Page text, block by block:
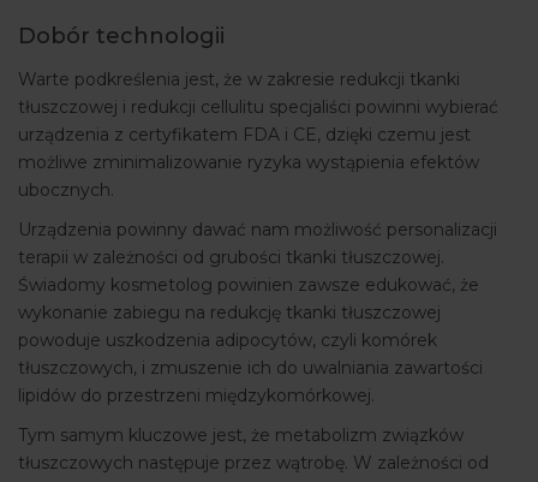
Dobór technologii
Warte podkreślenia jest, że w zakresie redukcji tkanki
tłuszczowej i redukcji cellulitu specjaliści powinni wybierać
urządzenia z certyfikatem FDA i CE, dzięki czemu jest
możliwe zminimalizowanie ryzyka wystąpienia efektów
ubocznych.
Urządzenia powinny dawać nam możliwość personalizacji
terapii w zależności od grubości tkanki tłuszczowej.
Świadomy kosmetolog powinien zawsze edukować, że
wykonanie zabiegu na redukcję tkanki tłuszczowej
powoduje uszkodzenia adipocytów, czyli komórek
tłuszczowych, i zmuszenie ich do uwalniania zawartości
lipidów do przestrzeni międzykomórkowej.
Tym samym kluczowe jest, że metabolizm związków
tłuszczowych następuje przez wątrobę. W zależności od